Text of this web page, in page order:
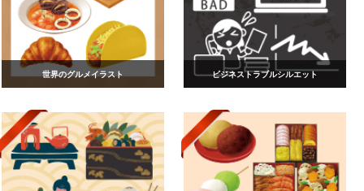
世界のグルメイラスト ビジネストラブルシルエット